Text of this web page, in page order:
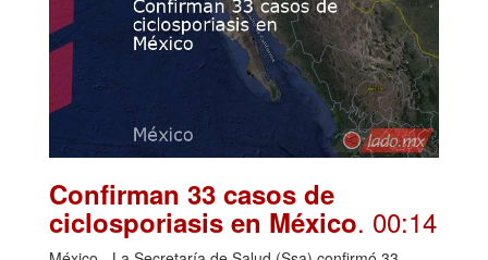
Confirman 33 casos de
ciclosporiasis en México. 00:14